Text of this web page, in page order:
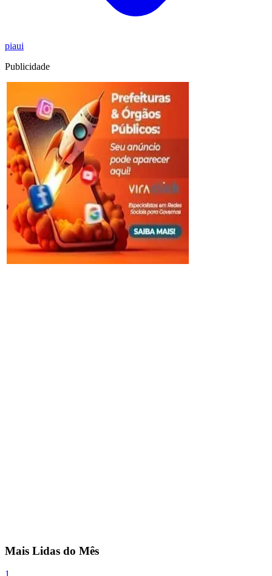
piaui
Publicidade
Mais Lidas do Mês